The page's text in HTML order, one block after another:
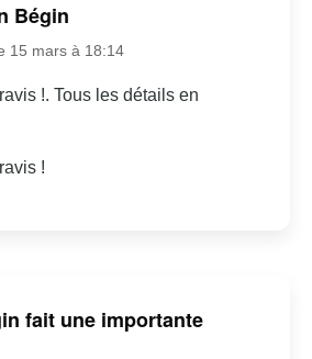
Bégin
15 mars à 18:14
!. Tous les détails en
!
fait une importante